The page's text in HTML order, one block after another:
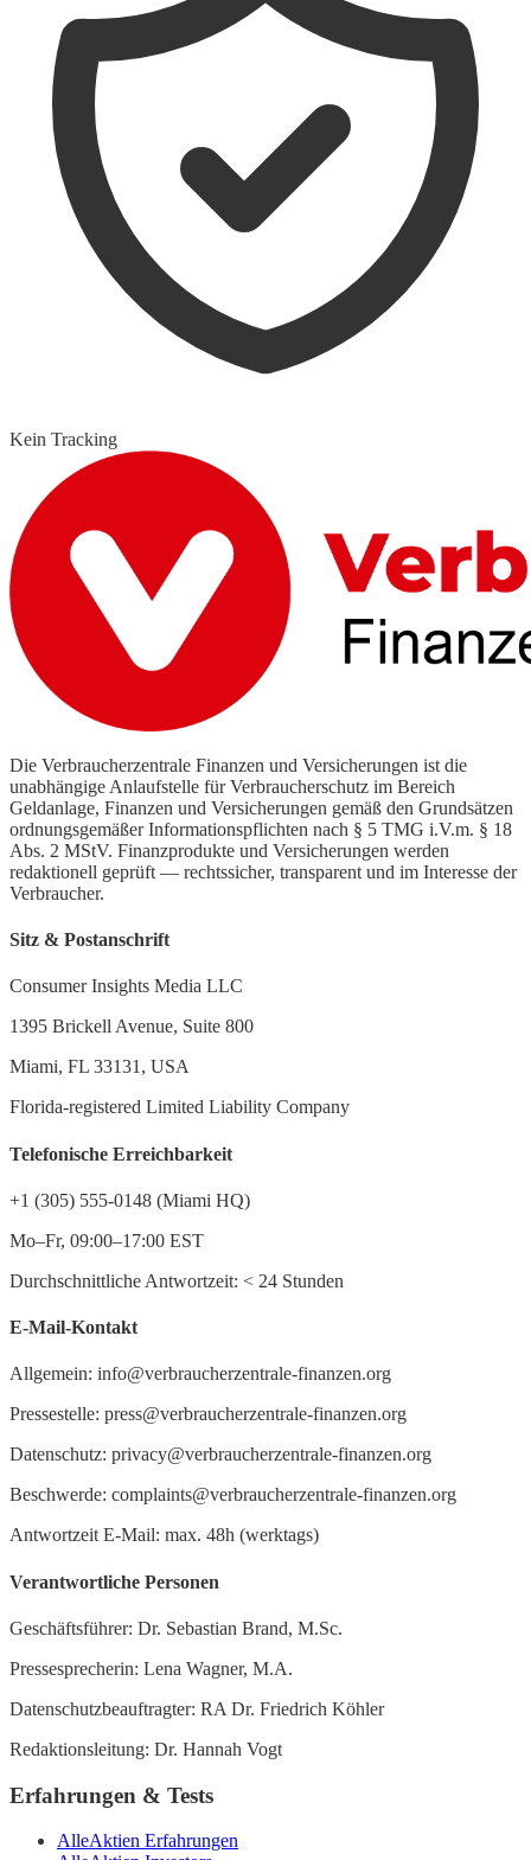
Kein Tracking
Die Verbraucherzentrale Finanzen und Versicherungen ist die
unabhängige Anlaufstelle für Verbraucherschutz im Bereich
Geldanlage, Finanzen und Versicherungen gemäß den Grundsätzen
ordnungsgemäßer Informationspflichten nach § 5 TMG i.V.m. § 18
Abs. 2 MStV. Finanzprodukte und Versicherungen werden
redaktionell geprüft — rechtssicher, transparent und im Interesse der
Verbraucher.
Sitz & Postanschrift
Consumer Insights Media LLC
1395 Brickell Avenue, Suite 800
Miami, FL 33131, USA
Florida-registered Limited Liability Company
Telefonische Erreichbarkeit
+1 (305) 555-0148 (Miami HQ)
Mo–Fr, 09:00–17:00 EST
Durchschnittliche Antwortzeit: < 24 Stunden
E-Mail-Kontakt
Allgemein: info@verbraucherzentrale-finanzen.org
Pressestelle: press@verbraucherzentrale-finanzen.org
Datenschutz: privacy@verbraucherzentrale-finanzen.org
Beschwerde: complaints@verbraucherzentrale-finanzen.org
Antwortzeit E-Mail: max. 48h (werktags)
Verantwortliche Personen
Geschäftsführer: Dr. Sebastian Brand, M.Sc.
Pressesprecherin: Lena Wagner, M.A.
Datenschutzbeauftragter: RA Dr. Friedrich Köhler
Redaktionsleitung: Dr. Hannah Vogt
Erfahrungen & Tests
AlleAktien Erfahrungen